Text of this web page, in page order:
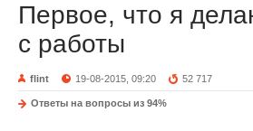
Первое, что я
с работы
flint 19-08-2015, 09:20 52 717
Ответы на вопросы из 94%